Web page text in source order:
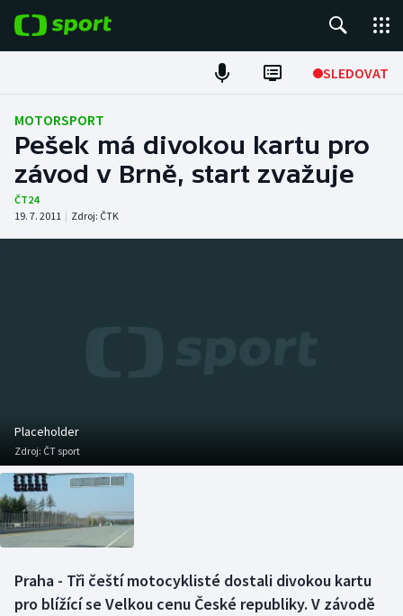
SLEDOVAT
Fotbal
Hokej
Tenis
Atletika
Basketbal
Biatlon
Boby a skeleton
Box
Historické návraty
Aplikace ČT sport
AZ kvíz
MOTORSPORT
Pešek má divokou kartu pro
závod v Brně, start zvažuje
ČT24
19. 7. 2011 | Zdroj: ČTK
Placeholder
Zdroj: ČT sport
Praha - Tři čeští motocyklisté dostali divokou kartu
pro blížící se Velkou cenu České republiky. V závodě